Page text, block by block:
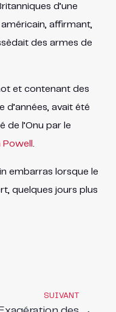
d’une
affirmant,
des armes de
et contenant des
d’années, avait été
de l’Onu par le
embarras lorsque le
quelques jours plus
SUIVANT